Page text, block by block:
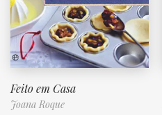
Feito em Casa
Joana Roque